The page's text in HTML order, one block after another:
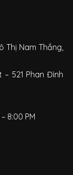
Thị Nam Thắng,
– 521 Phan Đình
8:00 PM